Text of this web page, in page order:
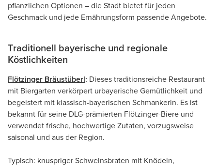
pflanzlichen Optionen – die Stadt bietet für jeden
Geschmack und jede Ernährungsform passende Angebote.
Traditionell bayerische und regionale
Köstlichkeiten
Flötzinger Bräustüberl: Dieses traditionsreiche Restaurant
mit Biergarten verkörpert urbayerische Gemütlichkeit und
begeistert mit klassisch-bayerischen Schmankerln. Es ist
bekannt für seine DLG-prämierten Flötzinger-Biere und
verwendet frische, hochwertige Zutaten, vorzugsweise
saisonal und aus der Region.
Typisch: knuspriger Schweinsbraten mit Knödeln,